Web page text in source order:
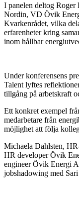
I panelen deltog
Nordin, VD Övik
Kvarkenrådet, vilka
erfarenheter kring
inom hållbar
Under konferensens
Talent lyftes
tillgång på arbetskraft
Ett konkret exempel
medarbetare från
möjlighet att följa
Michaela Dahlsten,
HR developer Övik
engineer Övik Energi
jobshadowing med